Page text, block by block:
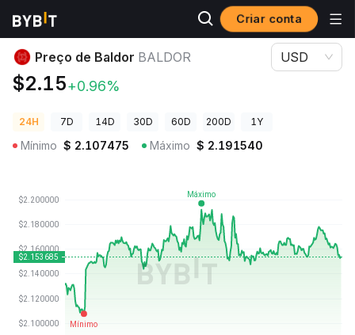
Criar conta
Preços de Criptomoedas Preço de Baldor BALDOR
Preço de Baldor BALDOR
$2.15+0.96%
USD
24H 7D 14D 30D 60D 200D 1Y
Mínimo $ 2.107475 Máximo $ 2.191540